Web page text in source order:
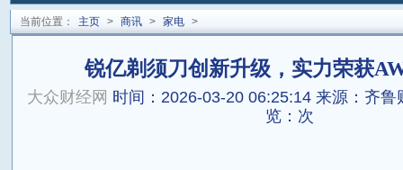
当前位置： 主页 > 商讯 > 家电 >
锐亿剃须刀创新升级，实力荣获
大众财经网 时间：2026-03-20 06:25:14 来源：齐鲁
览： 次